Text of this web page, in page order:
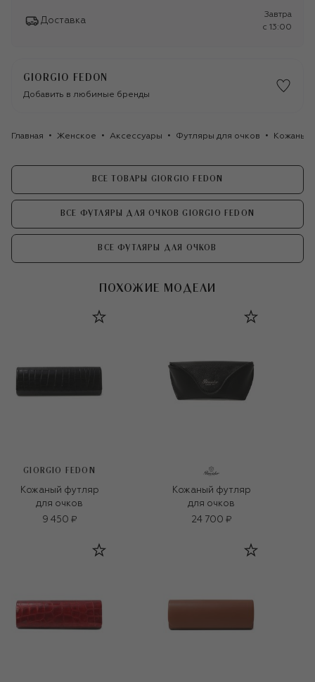
Доставка
Завтра
c 13:00
GIORGIO FEDON
Добавить в любимые бренды
Главная Женское Аксессуары Футляры для очков Кожаный
ВСЕ ТОВАРЫ GIORGIO FEDON
ВСЕ ФУТЛЯРЫ ДЛЯ ОЧКОВ GIORGIO FEDON
ВСЕ ФУТЛЯРЫ ДЛЯ ОЧКОВ
ПОХОЖИЕ МОДЕЛИ
GIORGIO FEDON
Кожаный футляр
для очков
9 450 ₽
Кожаный футляр
для очков
24 700 ₽